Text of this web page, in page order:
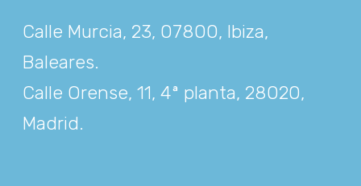
Calle Murcia, 23, 07800, Ibiza,
Baleares.
Calle Orense, 11, 4ª planta, 28020,
Madrid.